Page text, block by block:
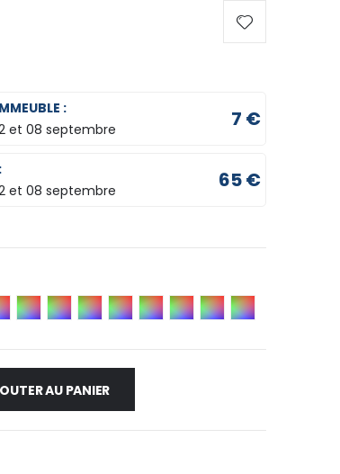
:
et 08 septembre 7 €
et 08 septembre 65 €
AU PANIER